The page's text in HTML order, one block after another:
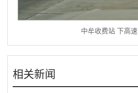
中牟收费站 下高速
相关新闻